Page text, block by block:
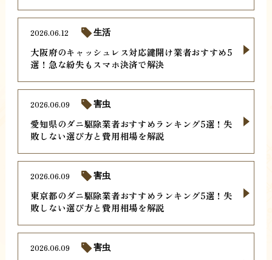
大阪府のキャッシュレス対応鍵開け業者おすすめ5
選！急な紛失もスマホ決済で解決
2026.06.12 生活
愛知県のダニ駆除業者おすすめランキング5選！失
敗しない選び方と費用相場を解説
2026.06.09 害虫
東京都のダニ駆除業者おすすめランキング5選！失
敗しない選び方と費用相場を解説
2026.06.09 害虫
2026.06.09 害虫